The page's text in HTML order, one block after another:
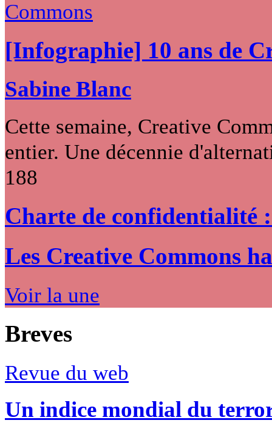
[Infographie] 10 ans de
Sabine Blanc
Cette semaine, Creative
entier. Une décennie
188
Charte de confidentialité
Les Creative Commons
Voir la une
Breves
Revue du web
Un indice mondial du